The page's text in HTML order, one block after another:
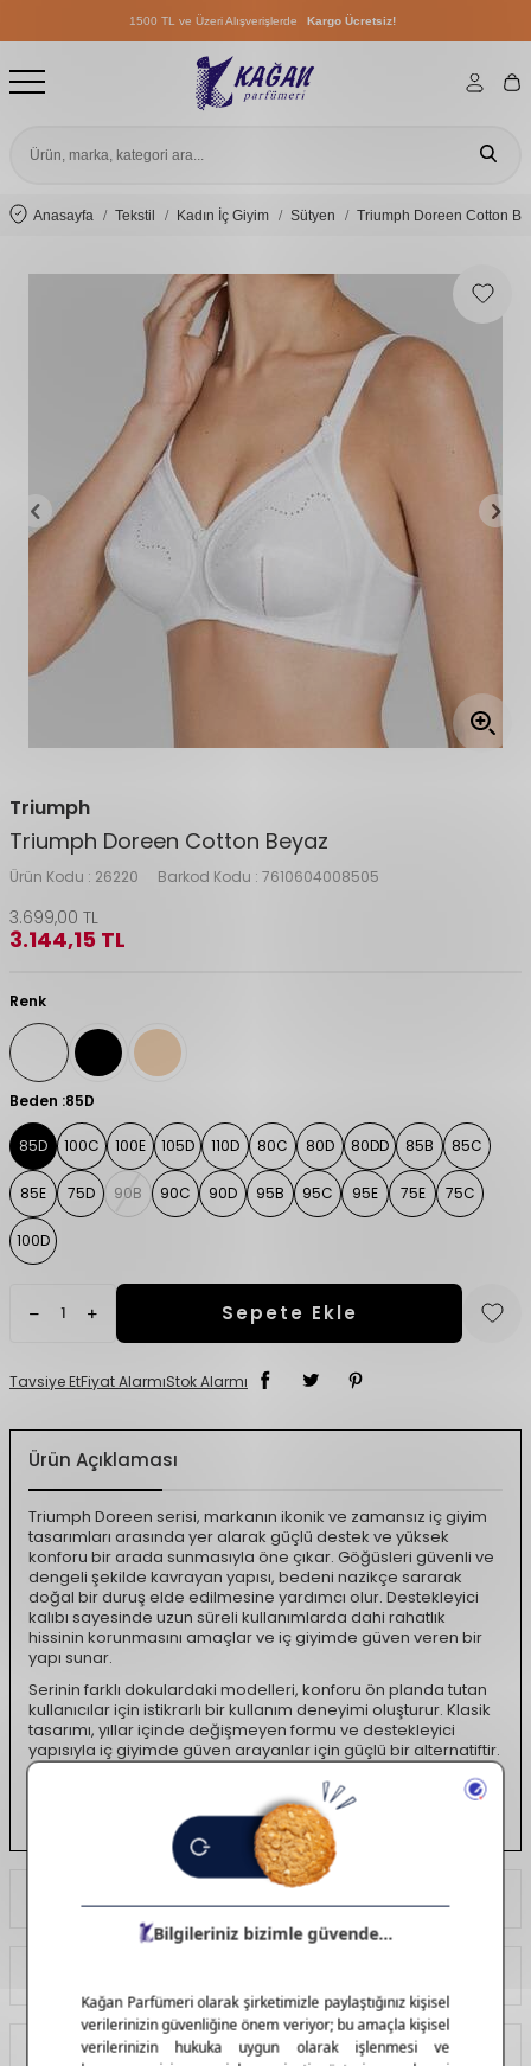
1500 TL ve Üzeri Alışverişlerde Kargo Ücretsiz!
1500 TL ve Üzeri Alışverişlerde
1500 TL ve Üzeri Alışverişlerde
Anasayfa Tekstil Kadın İç Giyim Sütyen Triumph Doreen Cotton
Triumph
Triumph Doreen Cotton Beyaz
Ürün Kodu : 26220 Barkod Kodu : 7610604008505
3.699,00 TL
3.144,15 TL
Renk
Beden :85D
85D 100C 100E 105D 110D 80C 80D 80DD 85B 85C
85E 75D 90B 90C 90D 95B 95C 95E 75E 75C
100D
Sepete Ekle
Tavsiye EtFiyat AlarmıStok Alarmı
Ürün Açıklaması
Triumph Doreen serisi, markanın ikonik ve zamansız iç giyim
tasarımları arasında yer alarak güçlü destek ve yüksek
konforu bir arada sunmasıyla öne çıkar. Göğüsleri güvenli ve
dengeli şekilde kavrayan yapısı, bedeni nazikçe sararak
doğal bir duruş elde edilmesine yardımcı olur. Destekleyici
kalıbı sayesinde uzun süreli kullanımlarda dahi rahatlık
hissinin korunmasını amaçlar ve iç giyimde güven veren bir
yapı sunar.
Serinin farklı dokulardaki modelleri, konforu ön planda tutan
kullanıcılar için istikrarlı bir kullanım deneyimi oluşturur. Klasik
tasarımı, yıllar içinde değişmeyen formu ve destekleyici
yapısıyla iç giyimde güven arayanlar için güçlü bir alternatiftir.
Zamansız duruşu ve rahat kalıbı sayesinde, iç giyimde uzun
soluklu konforu tercih edenler tarafından yıllardır tercih
Tavsiye Et